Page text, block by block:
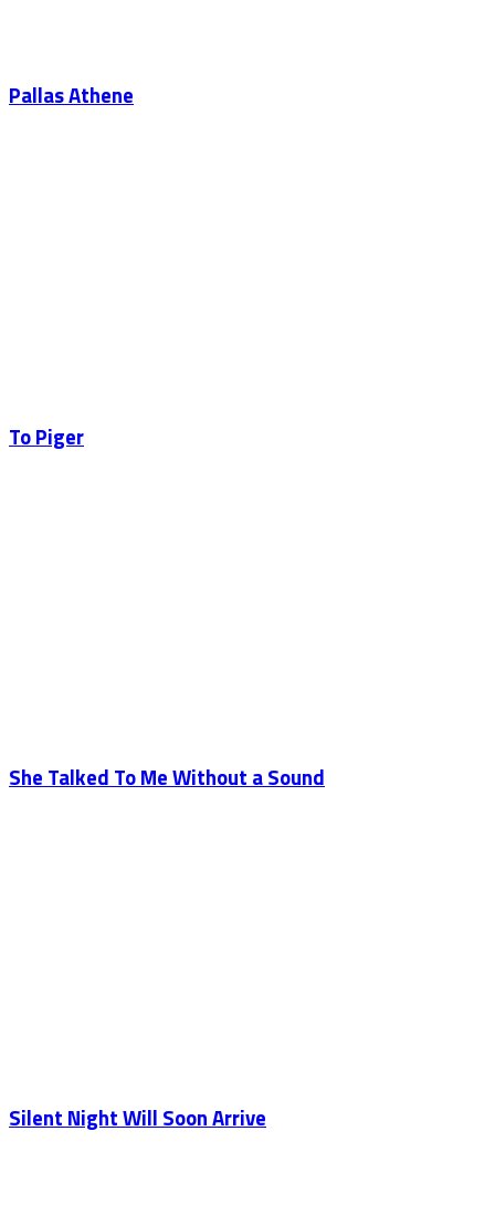
Pallas Athene
To Piger
She Talked To Me Without a Sound
Silent Night Will Soon Arrive